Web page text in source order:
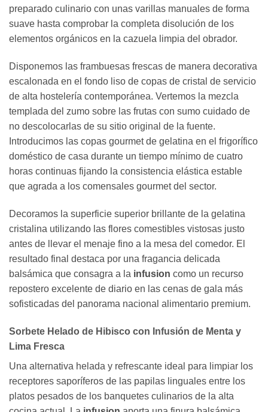
preparado culinario con unas varillas manuales de forma
suave hasta comprobar la completa disolución de los
elementos orgánicos en la cazuela limpia del obrador.
Disponemos las frambuesas frescas de manera decorativa
escalonada en el fondo liso de copas de cristal de servicio
de alta hostelería contemporánea. Vertemos la mezcla
templada del zumo sobre las frutas con sumo cuidado de
no descolocarlas de su sitio original de la fuente.
Introducimos las copas gourmet de gelatina en el frigorífico
doméstico de casa durante un tiempo mínimo de cuatro
horas continuas fijando la consistencia elástica estable
que agrada a los comensales gourmet del sector.
Decoramos la superficie superior brillante de la gelatina
cristalina utilizando las flores comestibles vistosas justo
antes de llevar el menaje fino a la mesa del comedor. El
resultado final destaca por una fragancia delicada
balsámica que consagra a la infusion como un recurso
repostero excelente de diario en las cenas de gala más
sofisticadas del panorama nacional alimentario premium.
Sorbete Helado de Hibisco con Infusión de Menta y
Lima Fresca
Una alternativa helada y refrescante ideal para limpiar los
receptores saporíferos de las papilas linguales entre los
platos pesados de los banquetes culinarios de la alta